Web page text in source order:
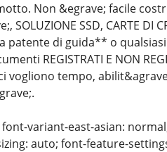
Non &egrave; facile
SSD, CARTE DI
di guida** o qualsiasi
REGISTRATI E NON
ci vogliono tempo,
variant-east-asian:
auto; font-feature-